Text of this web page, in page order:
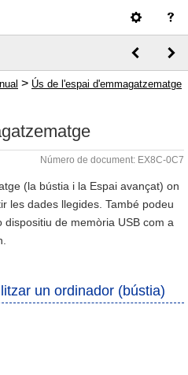
> Ús de l'espai d'emmagatzematge
Número de document: EX8C-0C7
(la bústia i la Espai avançat) on
les dades llegides. També podeu
de memòria USB com a
un ordinador (bústia)